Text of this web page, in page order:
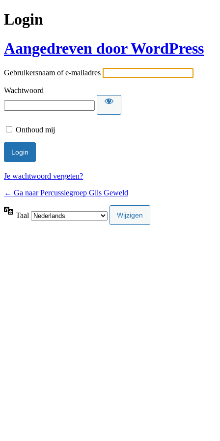
Login
Aangedreven door WordPress
Gebruikersnaam of e-mailadres
Wachtwoord
Onthoud mij
Je wachtwoord vergeten?
← Ga naar Percussiegroep Gils Geweld
Taal